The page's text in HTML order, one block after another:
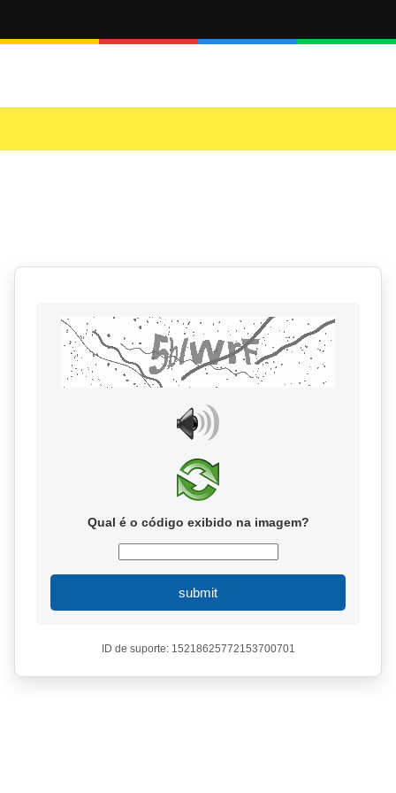
Qual é o código exibido na imagem?
submit
ID de suporte: 15218625772153700701